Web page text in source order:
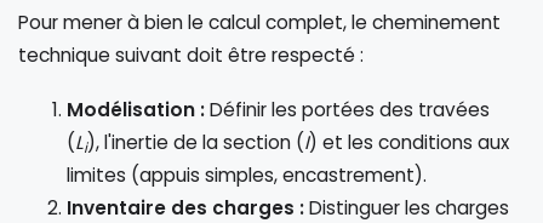
Pour mener à bien le calcul complet, le cheminement
technique suivant doit être respecté :
Modélisation :Définir les portées des travées
(Li), l'inertie de la section (I) et les conditions aux
limites (appuis simples, encastrement).
Inventaire des charges :Distinguer les charges